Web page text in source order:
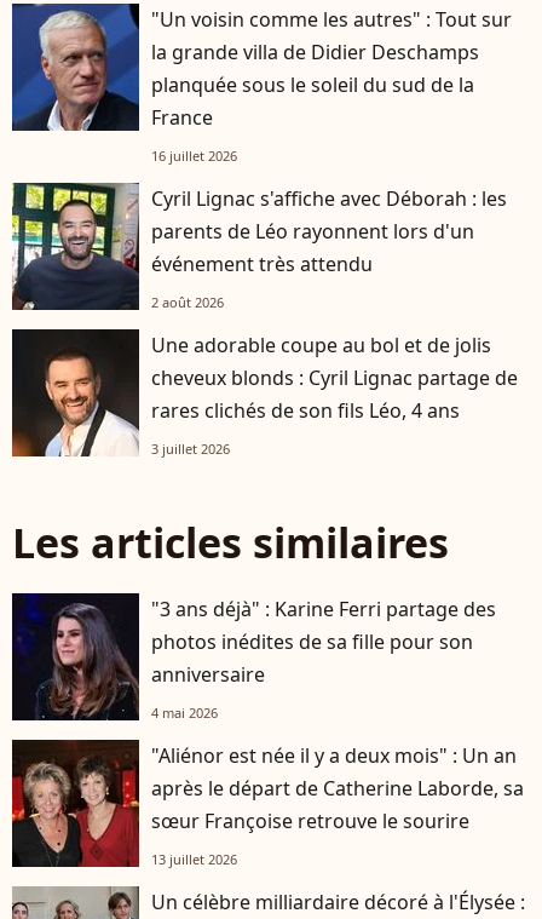
"Un voisin comme les autres" : Tout sur
la grande villa de Didier Deschamps
planquée sous le soleil du sud de la
France
16 juillet 2026
Cyril Lignac s'affiche avec Déborah : les
parents de Léo rayonnent lors d'un
événement très attendu
2 août 2026
Une adorable coupe au bol et de jolis
cheveux blonds : Cyril Lignac partage de
rares clichés de son fils Léo, 4 ans
3 juillet 2026
Les articles similaires
"3 ans déjà" : Karine Ferri partage des
photos inédites de sa fille pour son
anniversaire
4 mai 2026
"Aliénor est née il y a deux mois" : Un an
après le départ de Catherine Laborde, sa
sœur Françoise retrouve le sourire
13 juillet 2026
Un célèbre milliardaire décoré à l'Élysée :